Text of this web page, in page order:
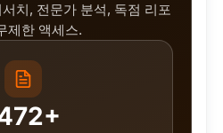
치, 전문가 분석, 독점 리포
제한 액세스.